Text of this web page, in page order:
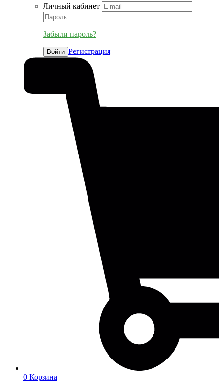
Личный кабинет
Забыли пароль?
Войти Регистрация
0 Корзина